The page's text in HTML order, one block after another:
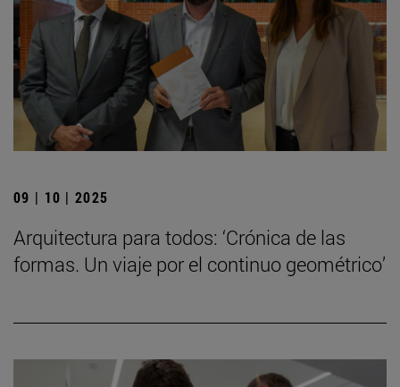
09 | 10 | 2025
Arquitectura para todos: ‘Crónica de las
formas. Un viaje por el continuo geométrico’